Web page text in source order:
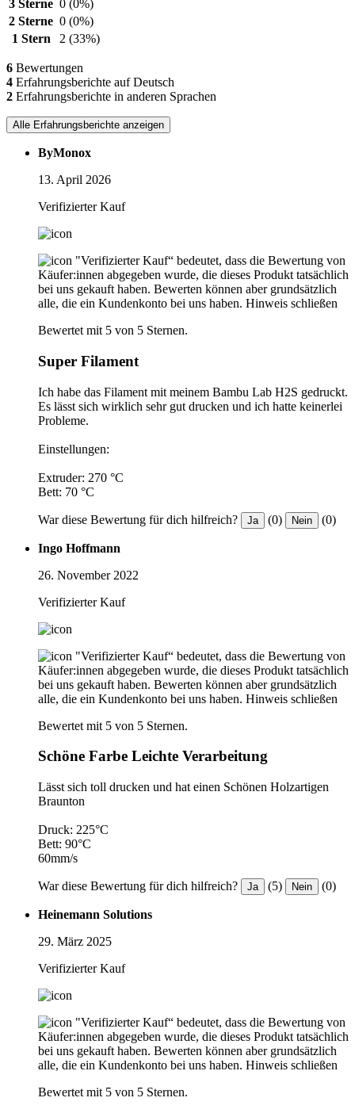
3 Sterne 0 (0%)
2 Sterne 0 (0%)
1 Stern
2 (33%)
6 Bewertungen
4 Erfahrungsberichte auf Deutsch
2 Erfahrungsberichte in anderen Sprachen
Alle Erfahrungsberichte anzeigen
ByMonox
13. April 2026
Verifizierter Kauf
"Verifizierter Kauf“ bedeutet, dass die Bewertung von
Käufer:innen abgegeben wurde, die dieses Produkt tatsächlich
bei uns gekauft haben. Bewerten können aber grundsätzlich
alle, die ein Kundenkonto bei uns haben. Hinweis schließen
Bewertet mit 5 von 5 Sternen.
Super Filament
Ich habe das Filament mit meinem Bambu Lab H2S gedruckt.
Es lässt sich wirklich sehr gut drucken und ich hatte keinerlei
Probleme.
Einstellungen:
Extruder: 270 °C
Bett: 70 °C
War diese Bewertung für dich hilfreich? Ja (0) Nein (0)
Ingo Hoffmann
26. November 2022
Verifizierter Kauf
"Verifizierter Kauf“ bedeutet, dass die Bewertung von
Käufer:innen abgegeben wurde, die dieses Produkt tatsächlich
bei uns gekauft haben. Bewerten können aber grundsätzlich
alle, die ein Kundenkonto bei uns haben. Hinweis schließen
Bewertet mit 5 von 5 Sternen.
Schöne Farbe Leichte Verarbeitung
Lässt sich toll drucken und hat einen Schönen Holzartigen
Braunton
Druck: 225°C
Bett: 90°C
60mm/s
War diese Bewertung für dich hilfreich? Ja (5) Nein (0)
Heinemann Solutions
29. März 2025
Verifizierter Kauf
"Verifizierter Kauf“ bedeutet, dass die Bewertung von
Käufer:innen abgegeben wurde, die dieses Produkt tatsächlich
bei uns gekauft haben. Bewerten können aber grundsätzlich
alle, die ein Kundenkonto bei uns haben. Hinweis schließen
Bewertet mit 5 von 5 Sternen.